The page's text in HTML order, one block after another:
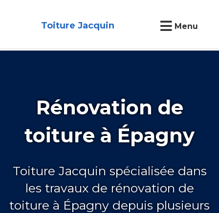
Toiture Jacquin Menu
Rénovation de
toiture à Épagny
Toiture Jacquin spécialisée dans
les travaux de rénovation de
toiture à Épagny depuis plusieurs